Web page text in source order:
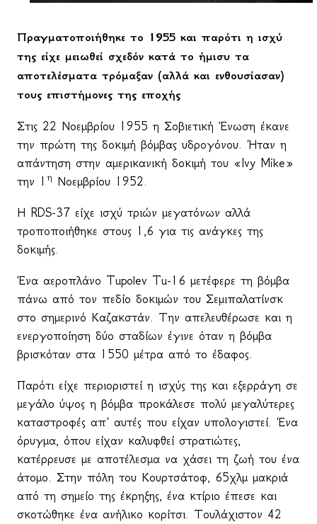
Πραγματοποιήθηκε το 1955 και παρότι η ισχύ
της είχε μειωθεί σχεδόν κατά το ήμισυ τα
αποτελέσματα τρόμαξαν (αλλά και ενθουσίασαν)
τους επιστήμονες της εποχής
Στις 22 Νοεμβρίου 1955 η Σοβιετική Ένωση έκανε
την πρώτη της δοκιμή βόμβας υδρογόνου. Ήταν η
απάντηση στην αμερικανική δοκιμή του «Ivy Mike»
την 1 η Νοεμβρίου 1952.
Η RDS-37 είχε ισχύ τριών μεγατόνων αλλά
τροποποιήθηκε στους 1,6 για τις ανάγκες της
δοκιμής.
Ένα αεροπλάνο Tupolev Tu-16 μετέφερε τη βόμβα
πάνω από τον πεδίο δοκιμών του Σεμιπαλατίνσκ
στο σημερινό Καζακστάν. Την απελευθέρωσε και η
ενεργοποίηση δύο σταδίων έγινε όταν η βόμβα
βρισκόταν στα 1550 μέτρα από το έδαφος.
Παρότι είχε περιοριστεί η ισχύς της και εξερράγη σε
μεγάλο ύψος η βόμβα προκάλεσε πολύ μεγαλύτερες
καταστροφές απ’ αυτές που είχαν υπολογιστεί. Ένα
όρυγμα, όπου είχαν καλυφθεί στρατιώτες,
κατέρρευσε με αποτέλεσμα να χάσει τη ζωή του ένα
άτομο. Στην πόλη του Κουρτσάτοφ, 65χλμ μακριά
από τη σημείο της έκρηξης, ένα κτίριο έπεσε και
σκοτώθηκε ένα ανήλικο κορίτσι. Τουλάχιστον 42